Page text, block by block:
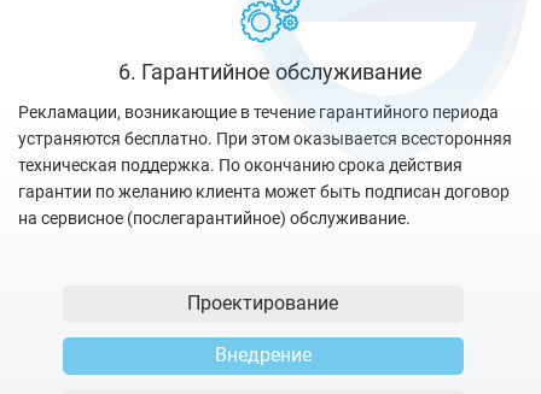
6. Гарантийное обслуживание
Рекламации, возникающие в течение гарантийного периода
устраняются бесплатно. При этом оказывается всесторонняя
техническая поддержка. По окончанию срока действия
гарантии по желанию клиента может быть подписан договор
на сервисное (послегарантийное) обслуживание.
Проектирование
Внедрение